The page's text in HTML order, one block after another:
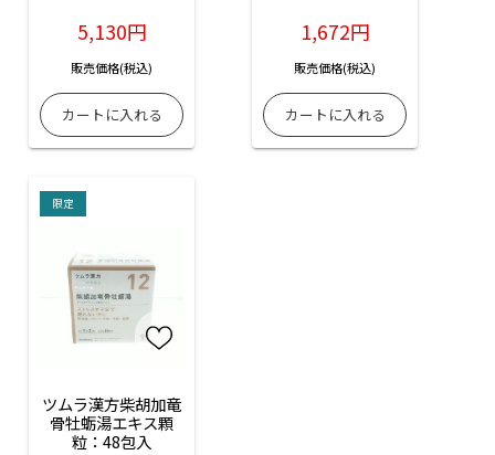
5,130円
販売価格(税込)
1,672円
販売価格(税込)
限定
ツムラ漢方柴胡加竜
骨牡蛎湯エキス顆
粒：48包入